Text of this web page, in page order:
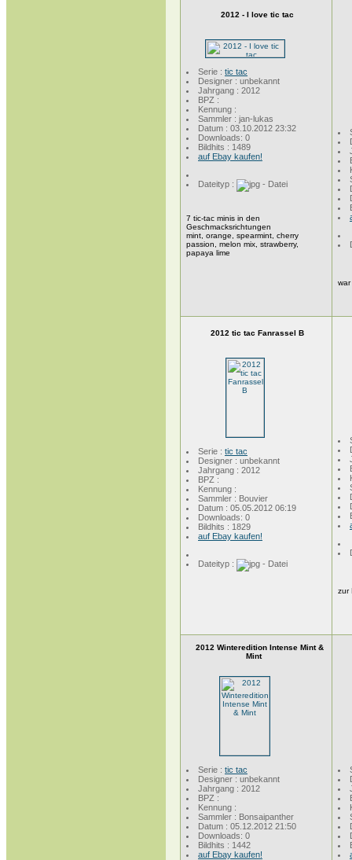
2012 - I love tic tac
Serie : tic tac
Designer : unbekannt
Jahrgang : 2012
BPZ :
Kennung :
Sammler : jan-lukas
Datum : 03.10.2012 23:32
Downloads: 0
Bildhits : 1489
auf Ebay kaufen!
Dateityp :
7 tic-tac minis in den
Geschmacksrichtungen
mint, orange, spearmint, cherry
passion, melon mix, strawberry,
papaya lime
2012 tic tac Fanrassel B
Serie : tic tac
Designer : unbekannt
Jahrgang : 2012
BPZ :
Kennung :
Sammler : Bouvier
Datum : 05.05.2012 06:19
Downloads: 0
Bildhits : 1829
auf Ebay kaufen!
Dateityp :
zur
2012 Winteredition Intense Mint &
Mint
Serie : tic tac
Designer : unbekannt
Jahrgang : 2012
BPZ :
Kennung :
Sammler : Bonsaipanther
Datum : 05.12.2012 21:50
Downloads: 0
Bildhits : 1442
auf Ebay kaufen!